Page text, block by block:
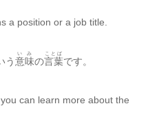
a position or a job title.
う意味
いみ
の言葉
ことば
です。
can learn more about the